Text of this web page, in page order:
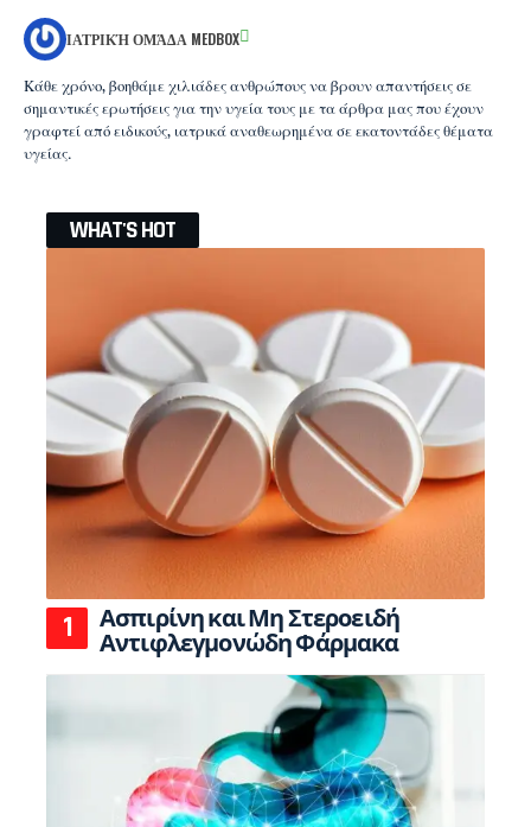
ΙΑΤΡΙΚΉ ΟΜΆΔΑ MEDBOX
Κάθε χρόνο, βοηθάμε χιλιάδες ανθρώπους να βρουν απαντήσεις σε
σημαντικές ερωτήσεις για την υγεία τους με τα άρθρα μας που έχουν
γραφτεί από ειδικούς, ιατρικά αναθεωρημένα σε εκατοντάδες θέματα
υγείας.
WHAT'S HOT
Ασπιρίνη και Μη Στεροειδή
Αντιφλεγμονώδη Φάρμακα